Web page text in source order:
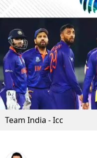
Team India - Icc